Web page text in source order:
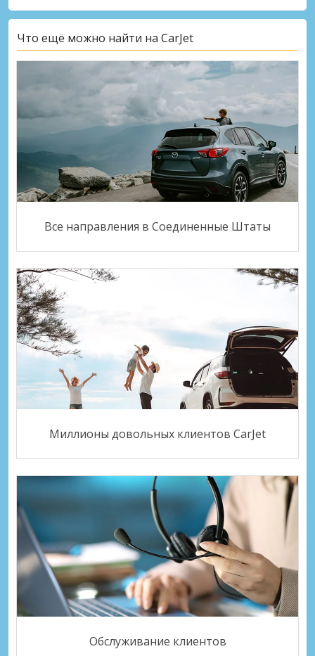
Что ещё можно найти на CarJet
Все направления в Соединенные Штаты
Миллионы довольных клиентов CarJet
Обслуживание клиентов